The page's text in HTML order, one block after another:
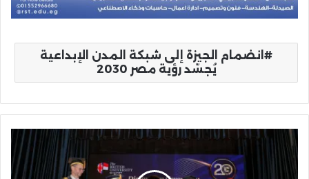
انضمام الجيزة إلى شبكة المدن الإبداعية
يُجسّد رؤية مصر 2030
الجامعة
البريطانية
في